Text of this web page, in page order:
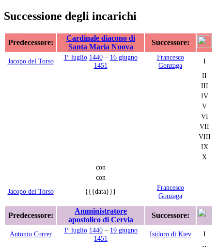
Successione degli incarichi
Predecessore:
Cardinale diacono di
Santa Maria Nuova
Successore:
Jacopo del Torso 1º luglio 1440– 16 giugno
1451
Francesco
Gonzaga
I
II
III
IV
V
VI
VII
VIII
IX
X
con
con
Jacopo del Torso
{{{data}}}
Francesco
Gonzaga
Predecessore:
Amministratore
apostolico di Cervia
Successore:
Antonio Correr 1º luglio 1440 – 19 giugno
1451
Isidoro di Kiev
I